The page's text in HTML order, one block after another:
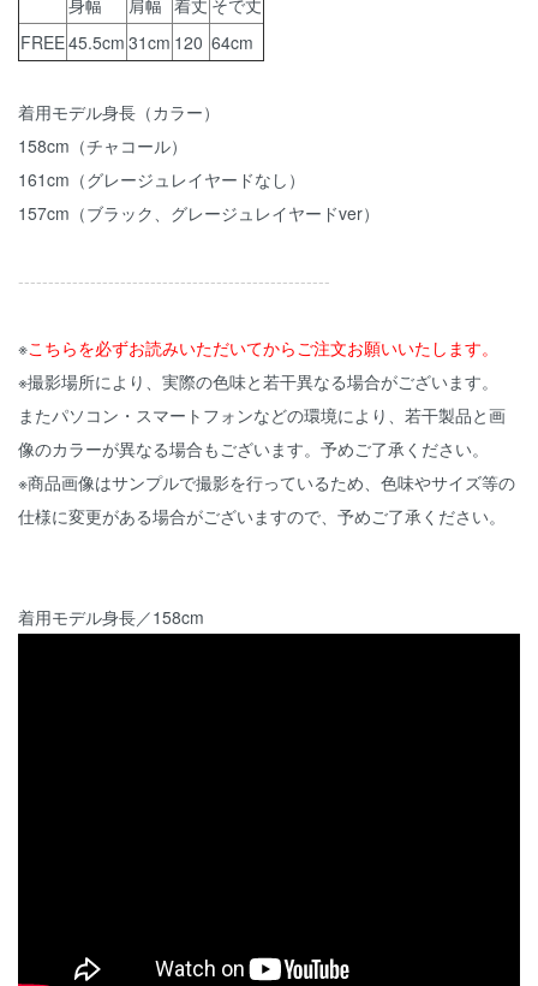
身幅 肩幅 着丈 そで丈
FREE45.5cm 31cm 120 64cm
着用モデル身長（カラー）
158cm（チャコール）
161cm（グレージュレイヤードなし）
157cm（ブラック、グレージュレイヤードver）
----------------------------------------------------
※こちらを必ずお読みいただいてからご注文お願いいたします。
※撮影場所により、実際の色味と若干異なる場合がございます。
またパソコン・スマートフォンなどの環境により、若干製品と画
像のカラーが異なる場合もございます。予めご了承ください。
※商品画像はサンプルで撮影を行っているため、色味やサイズ等の
仕様に変更がある場合がございますので、予めご了承ください。
着用モデル身長／158cm